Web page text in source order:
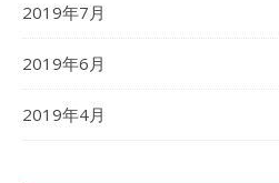
2019年7月
2019年6月
2019年4月